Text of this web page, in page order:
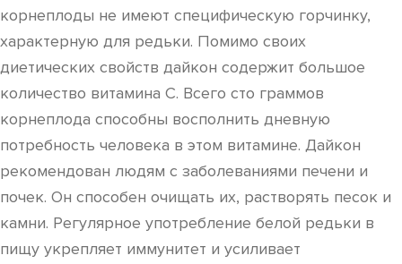
корнеплоды не имеют специфическую горчинку,
характерную для редьки. Помимо своих
диетических свойств дайкон содержит большое
количество витамина C. Всего сто граммов
корнеплода способны восполнить дневную
потребность человека в этом витамине. Дайкон
рекомендован людям с заболеваниями печени и
почек. Он способен очищать их, растворять песок и
камни. Регулярное употребление белой редьки в
пищу укрепляет иммунитет и усиливает